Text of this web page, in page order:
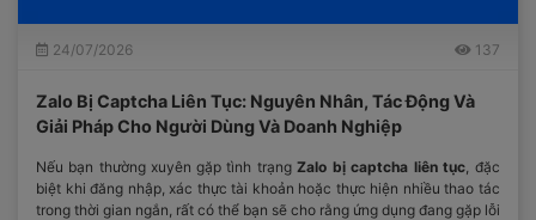
24/07/2026 137
Zalo Bị Captcha Liên Tục: Nguyên Nhân, Tác Động Và
Giải Pháp Cho Người Dùng Và Doanh Nghiệp
Nếu bạn thường xuyên gặp tình trạng Zalo bị captcha liên tục , đặc
biệt khi đăng nhập, xác thực tài khoản hoặc thực hiện nhiều thao tác
trong thời gian ngắn, rất có thể bạn sẽ cho rằng ứng dụng đang gặp lỗi